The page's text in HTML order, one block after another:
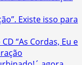
Existe isso para
“As Cordas, Eu e